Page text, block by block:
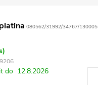
080562/31992/34767/130005
do 12.8.2026